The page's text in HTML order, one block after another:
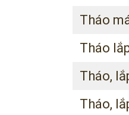
Tháo
Tháo
Tháo,
Tháo,